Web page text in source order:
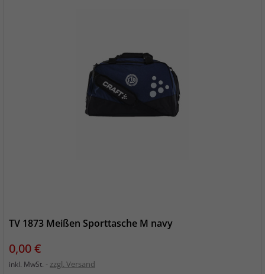
TV 1873 Meißen Sporttasche M navy
Preis
0,00 €
inkl. MwSt. zzgl. Versand